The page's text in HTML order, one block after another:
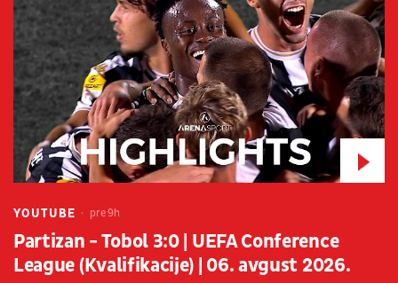
YOUTUBE pre 9h
Partizan - Tobol 3:0 | UEFA Conference
League (Kvalifikacije) | 06. avgust 2026.